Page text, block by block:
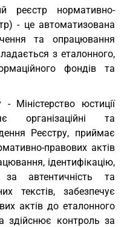
реєстр нормативно-
- це автоматизована
та опрацювання
з еталонного,
фондів та
Міністерство юстиції
організаційні та
Реєстру, приймає
правових актів
ідентифікацію,
за автентичність та
текстів, забезпечує
актів до еталонного
здійснює контроль за